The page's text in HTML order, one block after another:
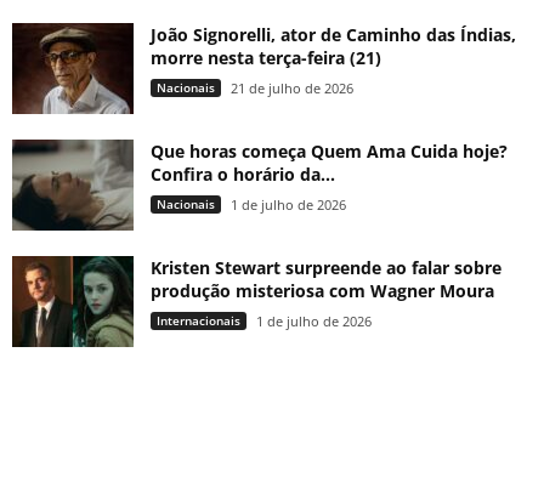
João Signorelli, ator de Caminho das Índias,
morre nesta terça-feira (21)
Nacionais 21 de julho de 2026
Que horas começa Quem Ama Cuida hoje?
Confira o horário da...
Nacionais 1 de julho de 2026
Kristen Stewart surpreende ao falar sobre
produção misteriosa com Wagner Moura
Internacionais 1 de julho de 2026